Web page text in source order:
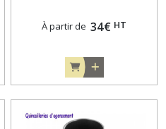
À partir de 34€ HT